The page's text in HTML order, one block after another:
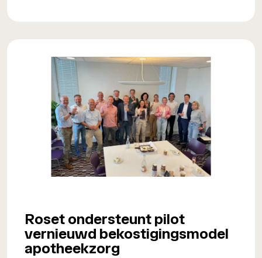
Roset ondersteunt pilot
vernieuwd bekostigingsmodel
apotheekzorg